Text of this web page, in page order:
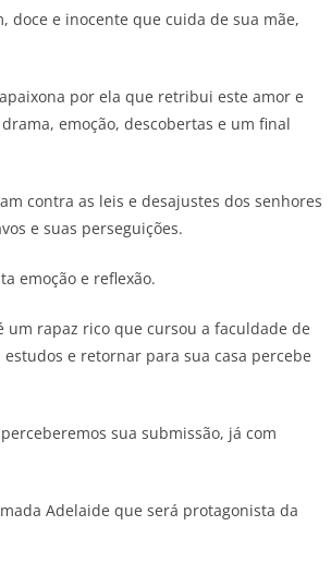
doce e inocente que cuida de sua mãe,
por ela que retribui este amor e
emoção, descobertas e um final
contra as leis e desajustes dos senhores
e suas perseguições.
emoção e reflexão.
rapaz rico que cursou a faculdade de
e retornar para sua casa percebe
sua submissão, já com
Adelaide que será protagonista da